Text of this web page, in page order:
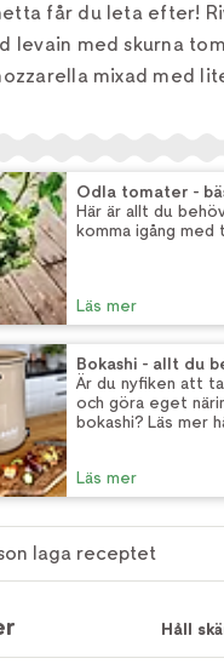
får du leta efter!
levain med skurna
mixad med
Odla tomater -
Här är allt du
komma igång med
Läs mer
Bokashi - allt du
Är du nyfiken att
och göra eget
bokashi? Läs mer
Läs mer
laga receptet
Håll